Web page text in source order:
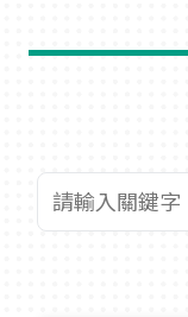
查詢關鍵字